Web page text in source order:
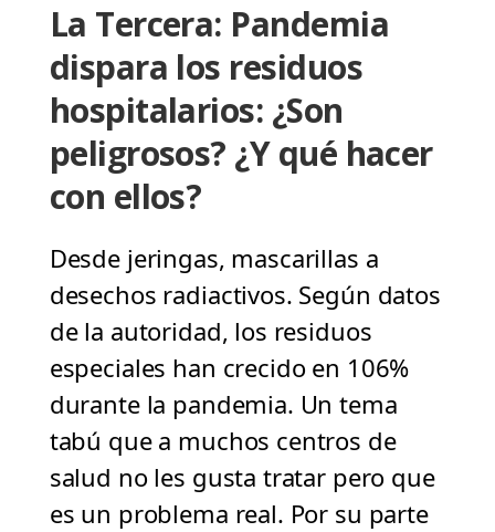
La Tercera: Pandemia
dispara los residuos
hospitalarios: ¿Son
peligrosos? ¿Y qué hacer
con ellos?
Desde jeringas, mascarillas a
desechos radiactivos. Según datos
de la autoridad, los residuos
especiales han crecido en 106%
durante la pandemia. Un tema
tabú que a muchos centros de
salud no les gusta tratar pero que
es un problema real. Por su parte